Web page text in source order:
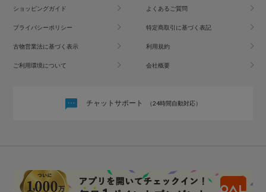
ショッピングガイド よくあるご質問
プライバシーポリシー 特定商取引に基づく表記
古物営業法に基づく表示 利用規約
ご利用環境について 会社概要
チャットサポート （24時間自動対応）